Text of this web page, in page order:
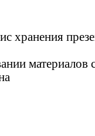
хранения
материалов